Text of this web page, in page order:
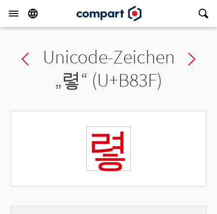
Previous char
Unicode-Zeichen
„렿“ (U+B83F)
렿